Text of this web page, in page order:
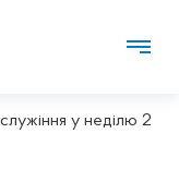
у неділю 2-